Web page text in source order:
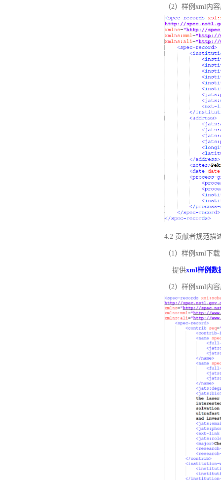
（2）样例xml内
4.2 贡献者规范描
（1）样例xml下载
提供xml样例数
（2）样例xml内